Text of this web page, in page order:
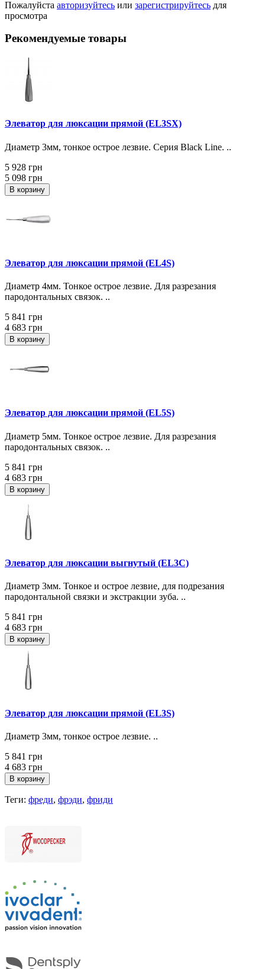
Пожалуйста авторизуйтесь или зарегистрируйтесь для
просмотра
Рекомендуемые товары
Элеватор для люксации прямой (EL3SX)
Диаметр 3мм, тонкое острое лезвие. Серия Black Line. ..
5 928 грн
5 098 грн
В корзину
Элеватор для люксации прямой (EL4S)
Диаметр 4мм. Тонкое острое лезвие. Для разрезания
пародонтальных связок. ..
5 841 грн
4 683 грн
В корзину
Элеватор для люксации прямой (EL5S)
Диаметр 5мм. Тонкое острое лезвие. Для разрезания
пародонтальных связок. ..
5 841 грн
4 683 грн
В корзину
Элеватор для люксации выгнутый (EL3C)
Диаметр 3мм. Тонкое и острое лезвие, для подрезания
пародонтальной связки и экстракции зуба. ..
5 841 грн
4 683 грн
В корзину
Элеватор для люксации прямой (EL3S)
Диаметр 3мм, тонкое острое лезвие. ..
5 841 грн
4 683 грн
В корзину
Теги: фреди, фрэди, фриди